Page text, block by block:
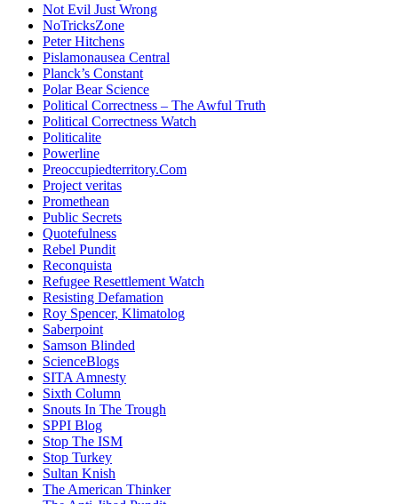
Not Evil Just Wrong
NoTricksZone
Peter Hitchens
Pislamonausea Central
Planck’s Constant
Polar Bear Science
Political Correctness – The Awful Truth
Political Correctness Watch
Politicalite
Powerline
Preoccupiedterritory.Com
Project veritas
Promethean
Public Secrets
Quotefulness
Rebel Pundit
Reconquista
Refugee Resettlement Watch
Resisting Defamation
Roy Spencer, Klimatolog
Saberpoint
Samson Blinded
ScienceBlogs
SITA Amnesty
Sixth Column
Snouts In The Trough
SPPI Blog
Stop The ISM
Stop Turkey
Sultan Knish
The American Thinker